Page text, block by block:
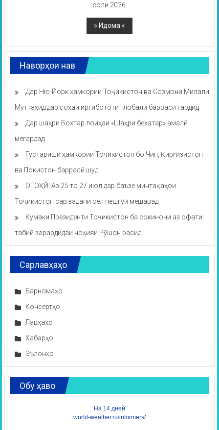
соли 2026.
Наворҳои нав
Дар Ню-Йорк ҳамкории Тоҷикистон ва Созмони Милали
Муттаҳид дар соҳаи иртибототи глобалӣ баррасӣ гардид
Дар шаҳри Бохтар лоиҳаи «Шаҳри бехатар» амалӣ
мегардад
Густариши ҳамкории Тоҷикистон бо Чин, Қирғизистон
ва Покистон баррасӣ шуд
ОГОҲӢ! Аз 25 то 27 июл дар баъзе минтақаҳои
Тоҷикистон сар задани сел пешгӯӣ мешавад
Кумаки Президенти Тоҷикистон ба сокинони аз офати
табиӣ зарардидаи ноҳияи Рӯшон расид
Сарлавҳаҳо
Барномаҳо
Консертҳо
Лавҳаҳо
Хабарҳо
Эълонҳо
Обу ҳаво
На 14 дней
world-weather.ru/informers/